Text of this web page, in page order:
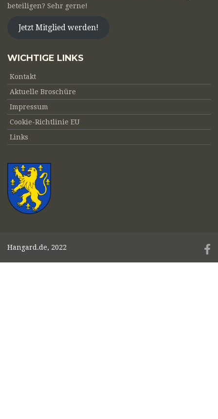
beteiligen? Sehr gerne!
Jetzt Mitglied werden!
WICHTIGE LINKS
Kontakt
Aktuelle Broschüre
Impressum
Cookie-Richtlinie EU
Links
Hangard.de, 2022